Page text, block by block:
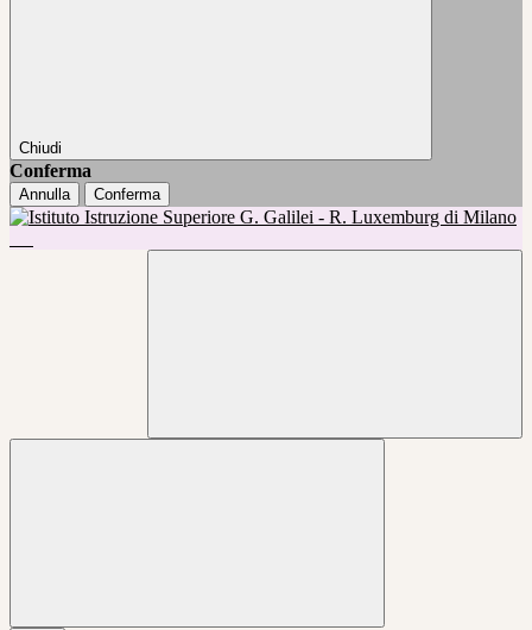
Chiudi
Conferma
Annulla Conferma